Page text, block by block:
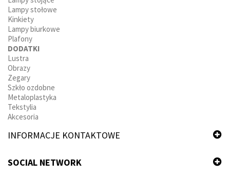
Lampy stołowe
Kinkiety
Lampy biurkowe
Plafony
DODATKI
Lustra
Obrazy
Zegary
Szkło ozdobne
Metaloplastyka
Tekstylia
Akcesoria
INFORMACJE KONTAKTOWE
SOCIAL NETWORK